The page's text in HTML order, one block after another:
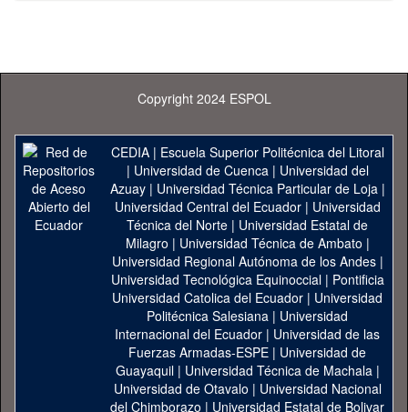
Copyright 2024 ESPOL
CEDIA| Escuela Superior Politécnica del Litoral
| Universidad de Cuenca| Universidad del
Azuay| Universidad Técnica Particular de Loja|
Universidad Central del Ecuador| Universidad
Técnica del Norte | Universidad Estatal de
Milagro | Universidad Técnica de Ambato |
Universidad Regional Autónoma de los Andes|
Universidad Tecnológica Equinoccial| Pontificia
Universidad Catolica del Ecuador | Universidad
Politécnica Salesiana | Universidad
Internacional del Ecuador | Universidad de las
Fuerzas Armadas-ESPE | Universidad de
Guayaquil| Universidad Técnica de Machala|
Universidad de Otavalo | Universidad Nacional
del Chimborazo | Universidad Estatal de Bolivar